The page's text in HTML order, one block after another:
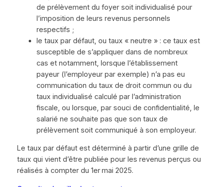
de prélèvement du foyer soit individualisé pour
l’imposition de leurs revenus personnels
respectifs ;
le taux par défaut, ou taux « neutre » : ce taux est
susceptible de s’appliquer dans de nombreux
cas et notamment, lorsque l’établissement
payeur (l’employeur par exemple) n’a pas eu
communication du taux de droit commun ou du
taux individualisé calculé par l’administration
fiscale, ou lorsque, par souci de confidentialité, le
salarié ne souhaite pas que son taux de
prélèvement soit communiqué à son employeur.
Le taux par défaut est déterminé à partir d’une grille de
taux qui vient d’être publiée pour les revenus perçus ou
réalisés à compter du 1er mai 2025.